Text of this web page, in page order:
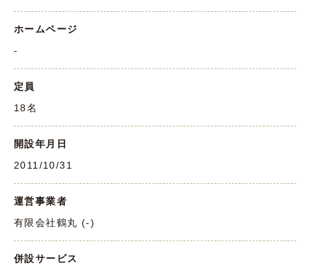
ホームページ
-
定員
18名
開設年月日
2011/10/31
運営事業者
有限会社鶴丸 (-)
併設サービス